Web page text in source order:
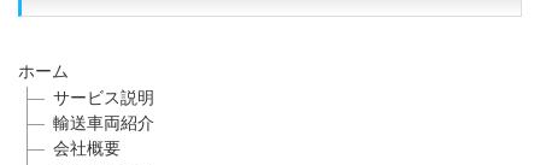
ホーム
サービス説明
輸送車両紹介
会社概要